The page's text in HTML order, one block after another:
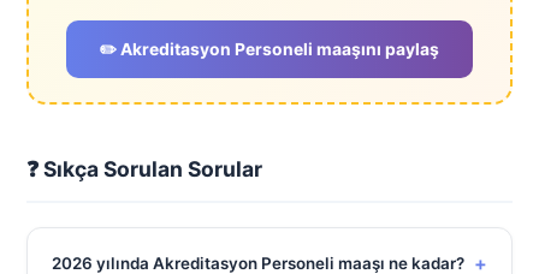
✏️ Akreditasyon Personeli maaşını paylaş
❓ Sıkça Sorulan Sorular
2026 yılında Akreditasyon Personeli maaşı ne kadar? +